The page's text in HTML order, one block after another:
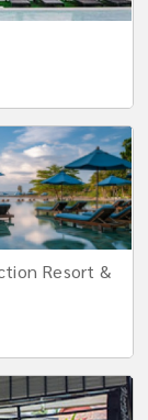
Resort &